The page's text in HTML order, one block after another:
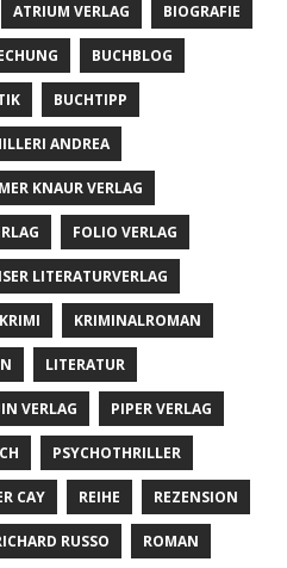
ATRIUM VERLAG BIOGRAFIE
BUCHBLOG
BUCHTIPP
ANDREA
KNAUR VERLAG
FOLIO VERLAG
LITERATURVERLAG
KRIMI KRIMINALROMAN
LITERATUR
VERLAG PIPER VERLAG
PSYCHOTHRILLER
CAY REIHE REZENSION
RUSSO ROMAN